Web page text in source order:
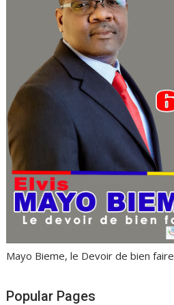
Mayo Bieme, le Devoir de bien faire
Popular Pages